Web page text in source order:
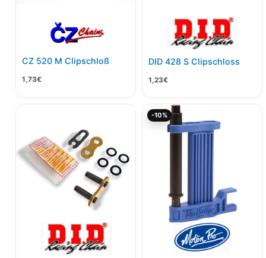
CZ 520 M Clipschloß
1,73€
DID 428 S Clipschloss
1,23€
-10%
war:
22,53€